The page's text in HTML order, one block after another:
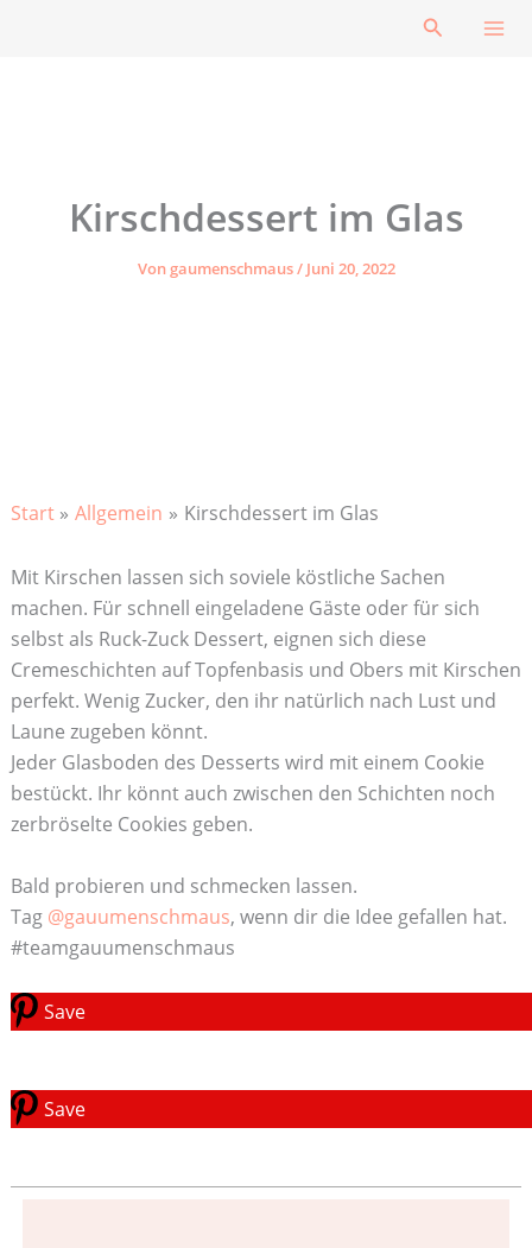
Suchen
Kirschdessert im Glas
Vongaumenschmaus/ Juni 20, 2022
Start Allgemein Kirschdessert im Glas
Mit Kirschen lassen sich soviele köstliche Sachen
machen. Für schnell eingeladene Gäste oder für sich
selbst als Ruck-Zuck Dessert, eignen sich diese
Cremeschichten auf Topfenbasis und Obers mit Kirschen
perfekt. Wenig Zucker, den ihr natürlich nach Lust und
Laune zugeben könnt.
Jeder Glasboden des Desserts wird mit einem Cookie
bestückt. Ihr könnt auch zwischen den Schichten noch
zerbröselte Cookies geben.
Bald probieren und schmecken lassen.
Tag @gauumenschmaus, wenn dir die Idee gefallen hat.
#teamgauumenschmaus
Save
Save